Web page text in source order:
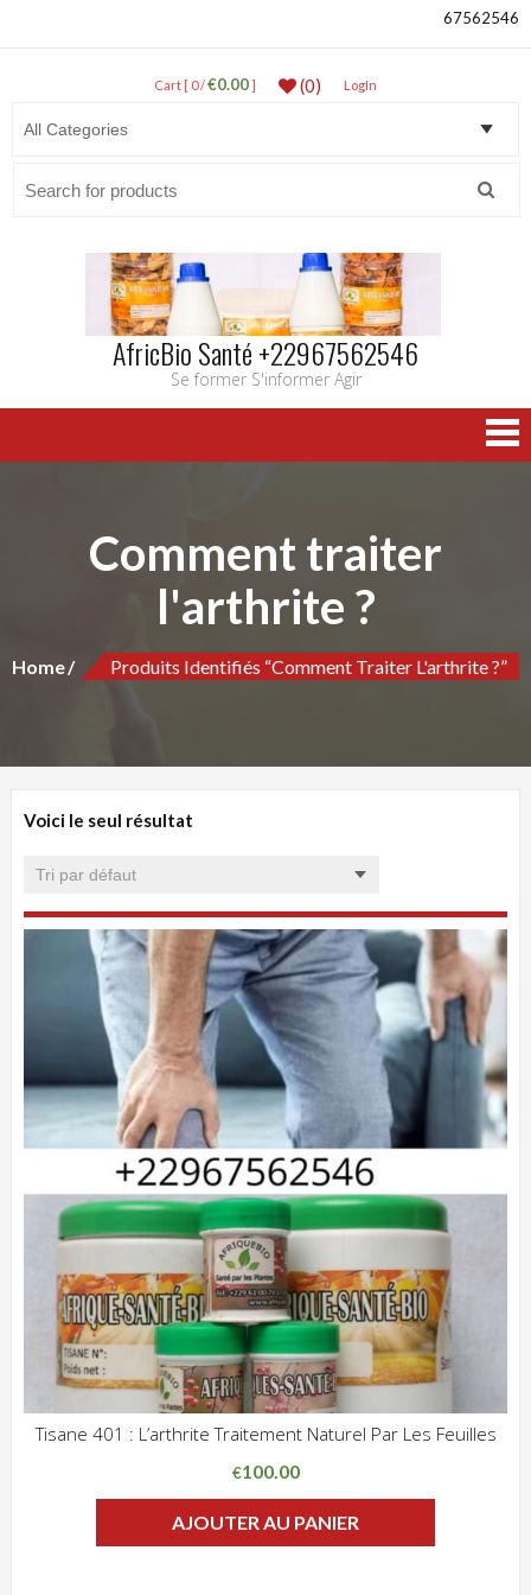
67562546
Cart [ 0 /€0.00] (0) LogIn
AfricBio Santé +22967562546
Se former S'informer Agir
Comment traiter
l'arthrite ?
Home Produits Identifiés “Comment Traiter L'arthrite ?”
Voici le seul résultat
Tisane 401 : L’arthrite Traitement Naturel Par Les Feuilles
€100.00
AJOUTER AU PANIER